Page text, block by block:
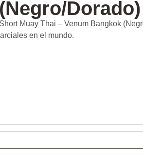
(Negro/Dorado)
Short Muay Thai – Venum Bangkok
en el mundo.